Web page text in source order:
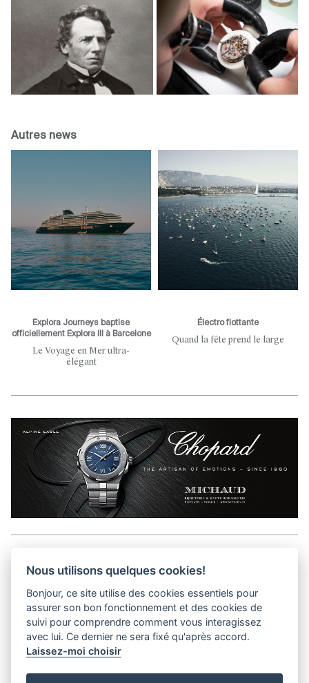
Autres news
Explora Journeys baptise
officiellement Explora III à Barcelone
Le Voyage en Mer ultra-
élégant
Électro flottante
Quand la fête prend le large
Kits médias
Confidentialité
Nous utilisons quelques cookies!
Bonjour, ce site utilise des cookies essentiels pour
assurer son bon fonctionnement et des cookies de
suivi pour comprendre comment vous interagissez
avec lui. Ce dernier ne sera fixé qu'après accord.
Laissez-moi choisir